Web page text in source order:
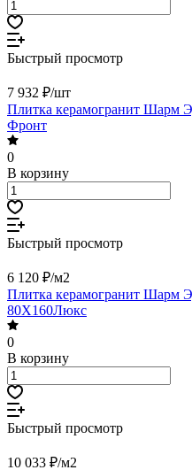
Быстрый просмотр
7 932 ₽/шт
Плитка керамогранит Шарм
Фронт
0
В корзину
Быстрый просмотр
6 120 ₽/м2
Плитка керамогранит Шарм
80X160Люкс
0
В корзину
Быстрый просмотр
10 033 ₽/м2